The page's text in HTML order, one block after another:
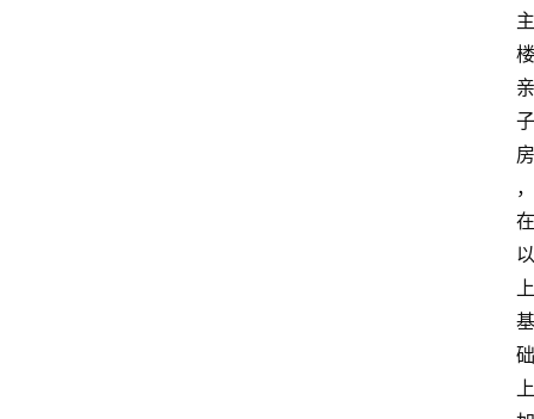
主
楼
亲
子
房
，
在
以
上
基
础
上